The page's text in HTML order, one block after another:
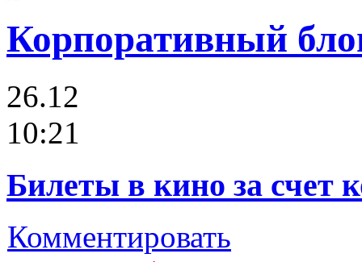
Корпоративный
26.12
10:21
Билеты в кино за
Комментировать